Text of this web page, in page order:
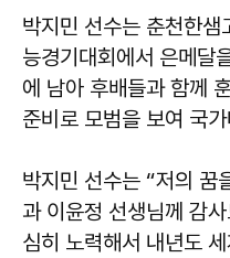
박지민 선수는 춘천한
능경기대회에서 은메달
에 남아 후배들과 함께
준비로 모범을 보여 국
박지민 선수는 “저의 꿈
과 이윤정 선생님께 감
심히 노력해서 내년도